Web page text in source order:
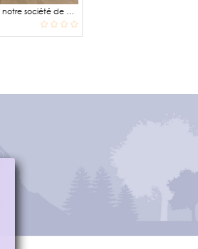
La restauration rapide est devenue omniprésente dans notre quotidien. Elle est à la fois une représentation de notre société de consommation où il s'agit de consommer et de consommer vite, et une réponse à une demande pour être à la portée de toutes les bourses. On y trouve généralement des enseignes fournissant des sandwiches, sandwiches grecs ou kebabs, hamburgers, pizzas à emporter, etc ... Mais je crois toutefois qu'il ne faut pas opposer ce type de restauration, qui répond à un besoin de manger vite en se faisant plaisir à se « goinfrer », à une restauration où l'on se pose pour prendre le temps de déguster et partager un repas composé de mets plus raffinés. Le tout est de ne pas faire de la restauration rapide, ses repas quotidiens.